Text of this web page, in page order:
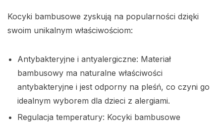
Kocyki bambusowe zyskują na popularności dzięki
swoim unikalnym właściwościom:
Antybakteryjne i antyalergiczne: Materiał
bambusowy ma naturalne właściwości
antybakteryjne i jest odporny na pleśń, co czyni go
idealnym wyborem dla dzieci z alergiami.
Regulacja temperatury: Kocyki bambusowe